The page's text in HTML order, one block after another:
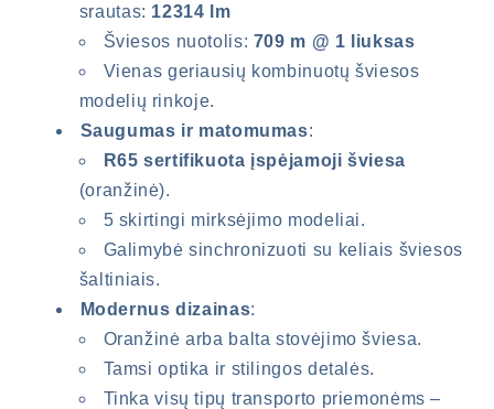
srautas: 12314 lm
Šviesos nuotolis: 709 m @ 1 liuksas
Vienas geriausių kombinuotų šviesos
modelių rinkoje.
Saugumas ir matomumas:
R65 sertifikuota įspėjamoji šviesa
(oranžinė).
5 skirtingi mirksėjimo modeliai.
Galimybė sinchronizuoti su keliais šviesos
šaltiniais.
Modernus dizainas:
Oranžinė arba balta stovėjimo šviesa.
Tamsi optika ir stilingos detalės.
Tinka visų tipų transporto priemonėms –